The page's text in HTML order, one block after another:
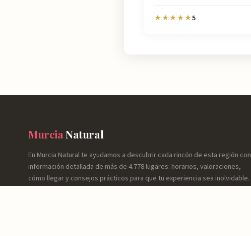
★★★★★5
Murcia Natural
En Murcia Natural te ayudamos a descubrir cada rincón de esta región con
información detallada de más de 4.778 lugares: horarios, valoraciones,
cómo llegar y consejos prácticos para que tu experiencia sea inolvidable.